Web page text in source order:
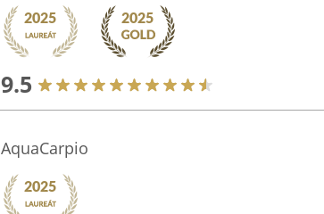
9.5
AquaCarpio